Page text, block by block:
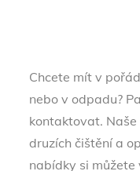
Chcete mít v
nebo v odpadu?
kontaktovat.
druzích čištění a
nabídky si